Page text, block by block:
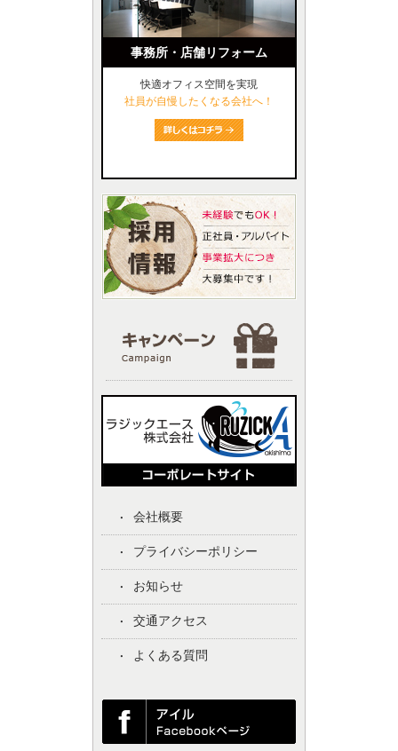
事務所・店舗リフォーム
快適オフィス空間を実現
社員が自慢したくなる会社へ！
会社概要
プライバシーポリシー
お知らせ
交通アクセス
よくある質問